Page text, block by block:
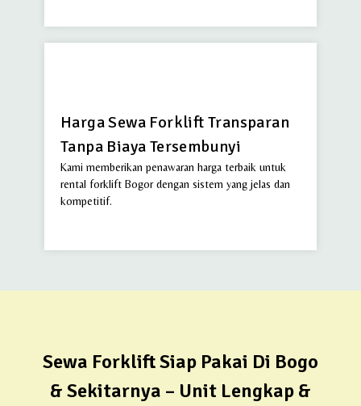
Harga Sewa Forklift Transparan
Tanpa Biaya Tersembunyi
Kami memberikan penawaran harga terbaik untuk
rental forklift Bogor dengan sistem yang jelas dan
kompetitif.
Sewa Forklift Siap Pakai Di Bogo
& Sekitarnya – Unit Lengkap &